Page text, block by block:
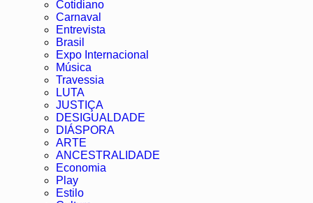
Cotidiano
Carnaval
Entrevista
Brasil
Expo Internacional
Música
Travessia
LUTA
JUSTIÇA
DESIGUALDADE
DIÁSPORA
ARTE
ANCESTRALIDADE
Economia
Play
Estilo